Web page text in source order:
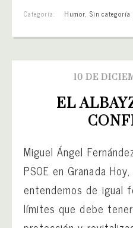
Categoría: Humor, Sin categoría
10 DE
EL
Miguel Ángel
PSOE en Granada
entendemos de igual
límites que debe